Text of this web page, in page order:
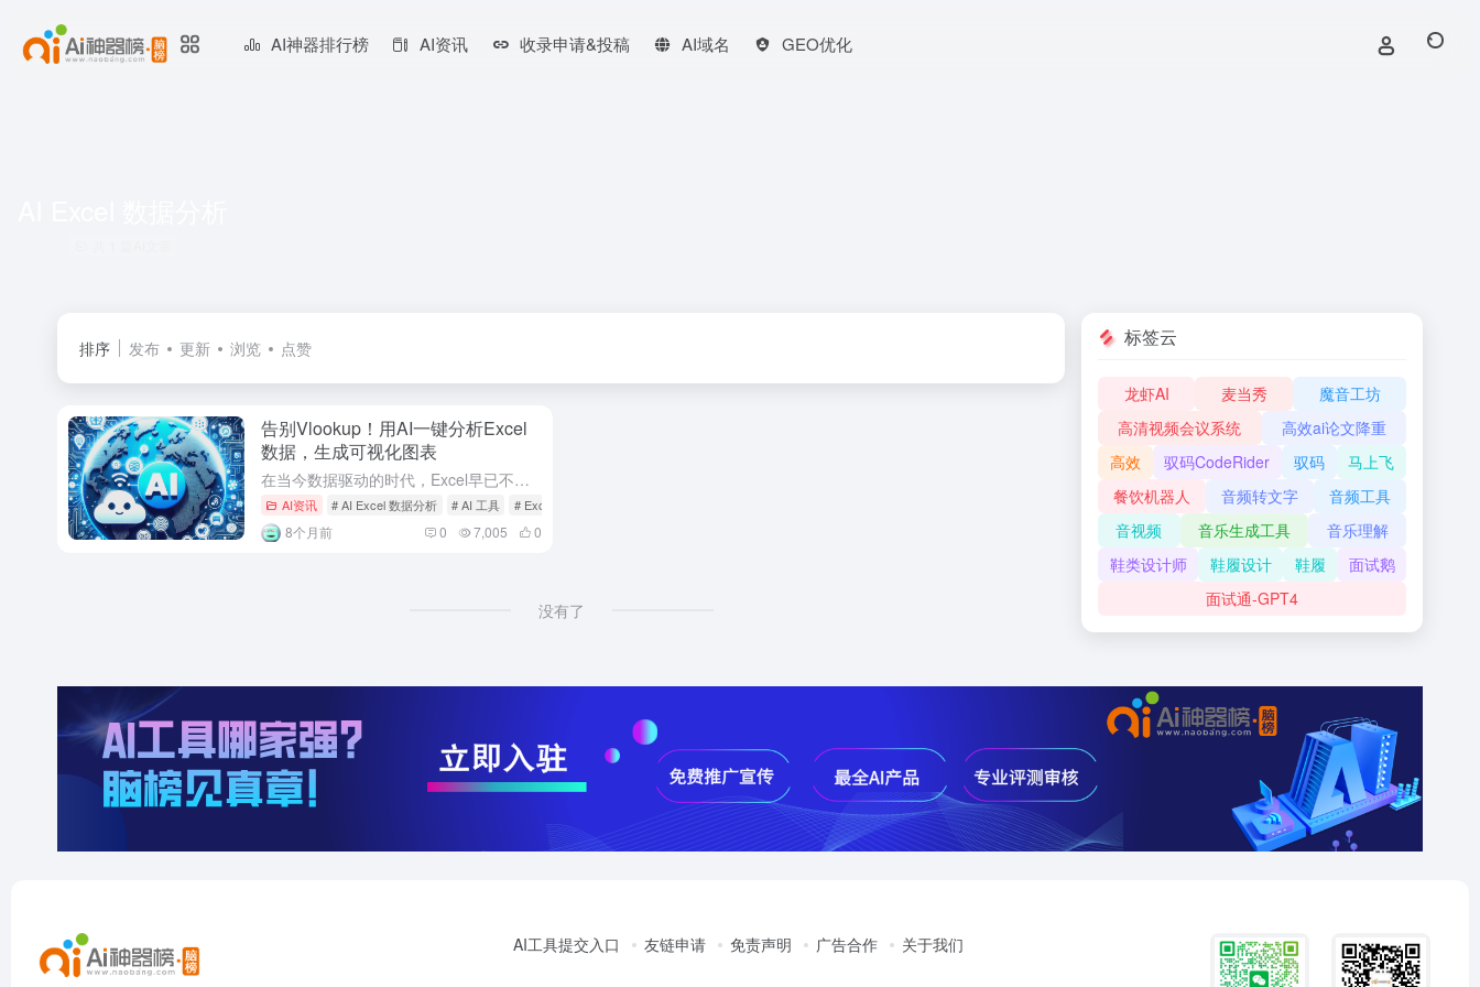
AI神器排行榜 AI资讯 收录申请&投稿 AI域名 GEO优化
排序 发布 更新 浏览 点赞
告别Vlookup！用AI一键分析Excel
数据，生成可视化图表
在当今数据驱动的时代，Excel早已不再是数据处理的唯一工具。随着人工智能技术的不断发展，越来越多的企业和个人开始借助AI工具提升数据分析效率。尤其是对于Excel用户而言，传统的VLOOKUP函数虽...
AI资讯 # AI Excel 数据分析 # AI 工具 # Excel 数据可视化
8个月前 0 7,005 0
没有了
标签云
龙虾AI 麦当秀
魔音工坊
高清视频会议系统
高效ai论文降重
高效
驭码CodeRider 驭码
马上飞
餐饮机器人
音频转文字
音频工具
音视频
音乐生成工具
音乐理解
鞋类设计师
鞋履设计 鞋履
面试鹅
面试通-GPT4
AI工具提交入口 友链申请 免责声明 广告合作 关于我们